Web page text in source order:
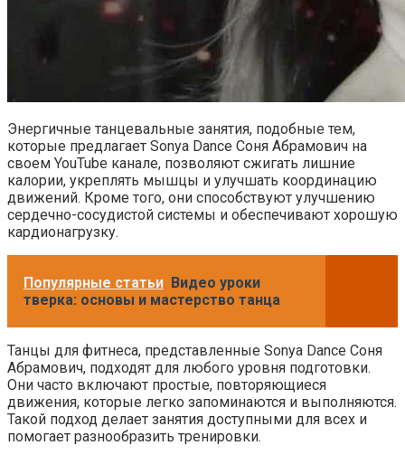
Энергичные танцевальные занятия, подобные тем,
которые предлагает Sonya Dance Соня Абрамович на
своем YouTube канале, позволяют сжигать лишние
калории, укреплять мышцы и улучшать координацию
движений. Кроме того, они способствуют улучшению
сердечно-сосудистой системы и обеспечивают хорошую
кардионагрузку.
Популярные статьи Видео уроки
тверка: основы и мастерство танца
Танцы для фитнеса, представленные Sonya Dance Соня
Абрамович, подходят для любого уровня подготовки.
Они часто включают простые, повторяющиеся
движения, которые легко запоминаются и выполняются.
Такой подход делает занятия доступными для всех и
помогает разнообразить тренировки.